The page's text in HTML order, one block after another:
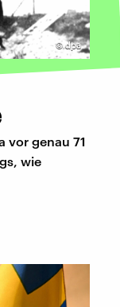
© dpa
vor genau 71
wie